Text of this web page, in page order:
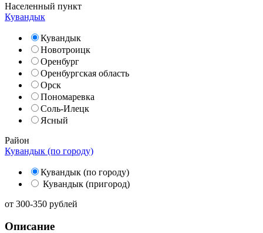
Населенный пункт
Кувандык
Кувандык
Новотроицк
Оренбург
Оренбургская область
Орск
Пономаревка
Соль-Илецк
Ясный
Район
Кувандык (по городу)
Кувандык (по городу)
Кувандык (пригород)
от 300-350 рублей
Описание